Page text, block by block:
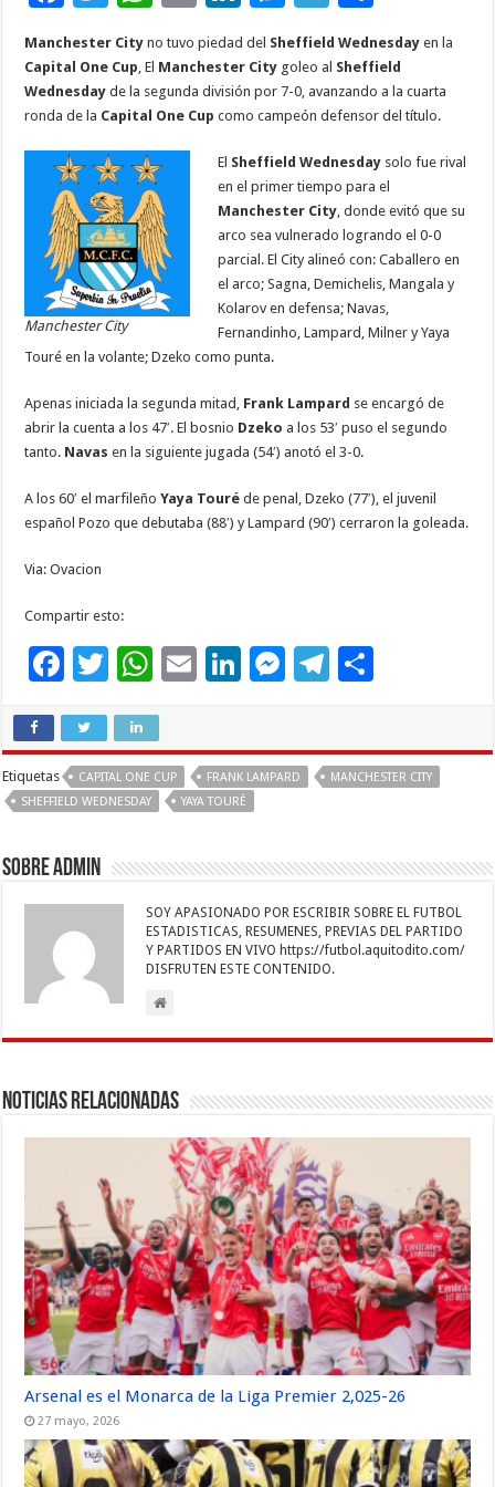
ac
e
b
o
o
k
wi
tt
er
at
sA
p
p
m
ai
l
n
k
e
dI
n
es
se
n
g
er
el
e
gr
a
m
m
p
ar
ti
r
Manchester City no tuvo piedad del Sheffield Wednesday en la
Capital One Cup, El Manchester City goleo al Sheffield
Wednesday de la segunda división por 7-0, avanzando a la cuarta
ronda de la Capital One Cup como campeón defensor del título.
Manchester City
El Sheffield Wednesday solo fue rival
en el primer tiempo para el
Manchester City, donde evitó que su
arco sea vulnerado logrando el 0-0
parcial. El City alineó con: Caballero en
el arco; Sagna, Demichelis, Mangala y
Kolarov en defensa; Navas,
Fernandinho, Lampard, Milner y Yaya
Touré en la volante; Dzeko como punta.
Apenas iniciada la segunda mitad, Frank Lampard se encargó de
abrir la cuenta a los 47′. El bosnio Dzeko a los 53′ puso el segundo
tanto. Navas en la siguiente jugada (54′) anotó el 3-0.
A los 60′ el marfileñoYaya Touré de penal, Dzeko (77′), el juvenil
español Pozo que debutaba (88′) y Lampard (90′) cerraron la goleada.
Via: Ovacion
Compartir esto:
F
e
b
o
k
T
tt
er
W
at
sA
p
E
l
Li
e
dI
M
n
T
gr p
r
Etiquetas CAPITAL ONE CUP FRANK LAMPARD
MANCHESTER CITY
SHEFFIELD WEDNESDAY
YAYA TOURÉ
Sobre admin
SOY APASIONADO POR ESCRIBIR SOBRE EL FUTBOL
ESTADISTICAS, RESUMENES, PREVIAS DEL PARTIDO
Y PARTIDOS EN VIVO https://futbol.aquitodito.com/
DISFRUTEN ESTE CONTENIDO.
Noticias Relacionadas
Arsenal es el Monarca de la Liga Premier 2,025-26
27 mayo, 2026